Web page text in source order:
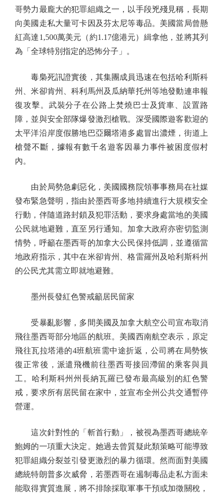
哥勢力最龐大的犯罪組織之一，以手段兇殘見稱，長期
向美國走私大量可卡因及芬太尼等毒品。美國當局曾懸
紅高達1,500萬美元（約1.17億港元）緝拿他，並將其列
為「全球特別指定的恐怖分子」。
毒梟死訊證實後，其集團成員迅速在包括哈利斯科
州、米卻肯州、科利馬州及瓜納華托州等地發動連串報
復攻擊。武裝分子在公路上焚燒巴士及貨車、設置路
障，並與安全部隊爆發激烈槍戰。深受國際遊客歡迎的
太平洋沿岸度假勝地巴亞爾塔港多處冒出濃煙，街道上
槍聲不斷，據報有數千名遊客因暴力事件被困度假村
內。
由於局勢急劇惡化，美國國務院領事事務局在社媒
發布緊急聲明，指由於墨西哥多地持續進行大規模安全
行動，伴隨道路封鎖及犯罪活動，要求身處當地的美國
公民就地避難，直至另行通知。加拿大政府亦密切監測
情勢，呼籲在墨西哥的加拿大公民保持低調，並遵循當
地政府指示，其中在米卻肯州、格雷羅州及哈利斯科州
的公民尤其需立即就地避難。
墨州長發紅色警戒籲居民留家
受暴亂影響，多間美國及加拿大航空公司宣布取消
飛往墨西哥部分地區的航班。美國西南航空表示，原定
飛往瓦拉塔港的4班航班需中途折返，公司將在局勢恢
復正常後，派遣飛機前往墨西哥接回滯留的乘客與員
工。哈利斯科州州長納瓦羅已發布最高級別的紅色警
戒，要求所有居民留在家中，並宣布全州公共交通暫停
營運。
這次針對性的「斬首行動」，被視為墨西哥總統辛
鮑姆的一項重大決定。她過去曾質疑此類策略可能導致
犯罪組織分裂並引發更激烈的暴力循環。然而面對美國
總統特朗普多次威脅，若墨西哥在遏制毒品走私方面未
能取得實質進展，將不排除採取軍事干預或加徵關稅，